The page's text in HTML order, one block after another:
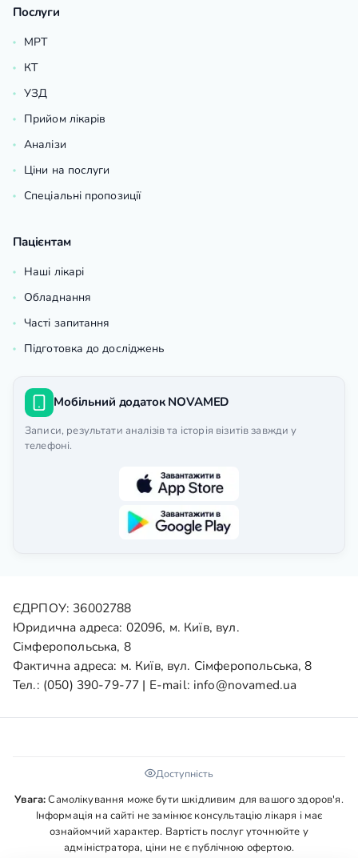
Послуги
МРТ
КТ
УЗД
Прийом лікарів
Аналізи
Ціни на послуги
Спеціальні пропозиції
Пацієнтам
Наші лікарі
Обладнання
Часті запитання
Підготовка до досліджень
Мобільний додаток NOVAMED
Записи, результати аналізів та історія візитів завжди у
телефоні.
ЄДРПОУ: 36002788
Юридична адреса: 02096, м. Київ, вул.
Сімферопольська, 8
Фактична адреса: м. Київ, вул. Сімферопольська, 8
Тел.: (050) 390-79-77 | E-mail: info@novamed.ua
Доступність
Увага:Самолікування може бути шкідливим для вашого здоров'я.
Інформація на сайті не замінює консультацію лікаря і має
ознайомчий характер. Вартість послуг уточнюйте у
адміністратора, ціни не є публічною офертою.